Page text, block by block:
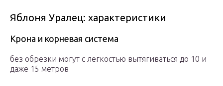
Яблоня Уралец: характеристики
Крона и корневая система
без обрезки могут с легкостью вытягиваться до 10 и
даже 15 метров